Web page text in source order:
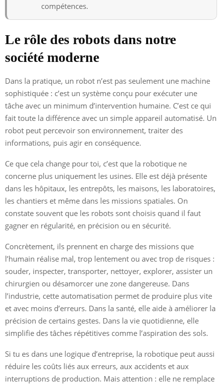
compétences.
Le rôle des robots dans notre
société moderne
Dans la pratique, un robot n’est pas seulement une machine
sophistiquée : c’est un système conçu pour exécuter une
tâche avec un minimum d’intervention humaine. C’est ce qui
fait toute la différence avec un simple appareil automatisé. Un
robot peut percevoir son environnement, traiter des
informations, puis agir en conséquence.
Ce que cela change pour toi, c’est que la robotique ne
concerne plus uniquement les usines. Elle est déjà présente
dans les hôpitaux, les entrepôts, les maisons, les laboratoires,
les chantiers et même dans les missions spatiales. On
constate souvent que les robots sont choisis quand il faut
gagner en régularité, en précision ou en sécurité.
Concrètement, ils prennent en charge des missions que
l’humain réalise mal, trop lentement ou avec trop de risques :
souder, inspecter, transporter, nettoyer, explorer, assister un
chirurgien ou désamorcer une zone dangereuse. Dans
l’industrie, cette automatisation permet de produire plus vite
et avec moins d’erreurs. Dans la santé, elle aide à améliorer la
précision de certains gestes. Dans la vie quotidienne, elle
simplifie des tâches répétitives comme l’aspiration des sols.
Si tu es dans une logique d’entreprise, la robotique peut aussi
réduire les coûts liés aux erreurs, aux accidents et aux
interruptions de production. Mais attention : elle ne remplace